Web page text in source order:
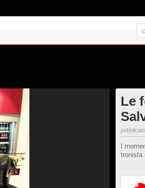
Le
I
tronista